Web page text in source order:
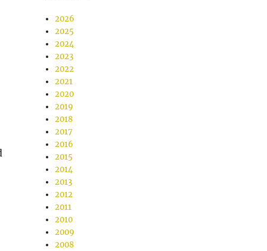
2026
2025
2024
2023
2022
2021
2020
2019
2018
2017
2016
2015
2014
2013
2012
2011
2010
2009
2008